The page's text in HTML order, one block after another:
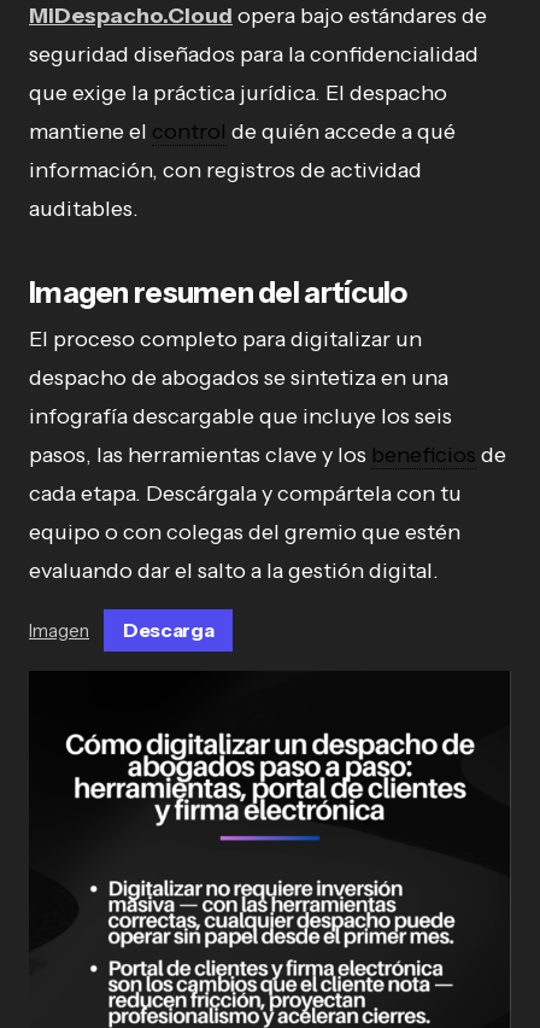
MiDespacho.Cloud opera bajo estándares de
seguridad diseñados para la confidencialidad
que exige la práctica jurídica. El despacho
mantiene el control de quién accede a qué
información, con registros de actividad
auditables.
Imagen resumen del artículo
El proceso completo para digitalizar un
despacho de abogados se sintetiza en una
infografía descargable que incluye los seis
pasos, las herramientas clave y los beneficios de
cada etapa. Descárgala y compártela con tu
equipo o con colegas del gremio que estén
evaluando dar el salto a la gestión digital.
Imagen Descarga